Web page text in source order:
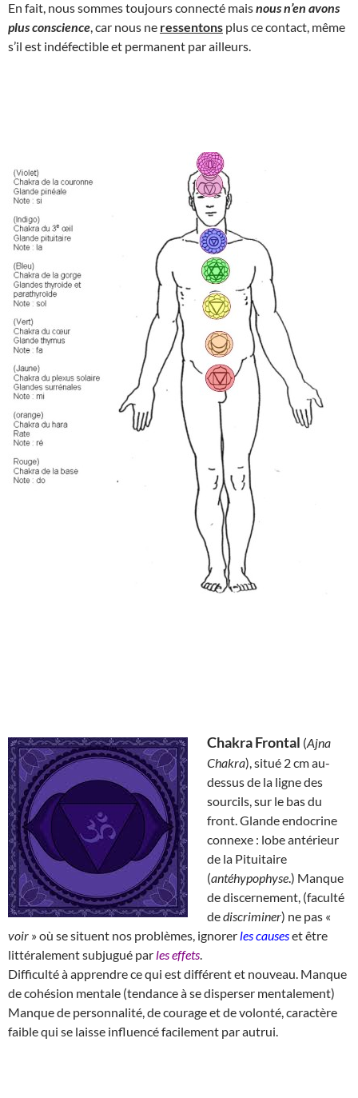
En fait, nous sommes toujours connecté maisnous n’en avons
plus conscience , car nous ne ressentons plus ce contact, même
s’il est indéfectible et permanent par ailleurs.
Chakra Frontal (Ajna
Chakra), situé 2 cm au-
dessus de la ligne des
sourcils, sur le bas du
front. Glande endocrine
connexe : lobe antérieur
de la Pituitaire
(antéhypophyse.) Manque
de discernement, (faculté
dediscriminer) ne pas «
voir » où se situent nos problèmes, ignorer les causeset être
littéralement subjugué par les effets
Difficulté à apprendre ce qui est différent et nouveau. Manque
de cohésion mentale (tendance à se disperser mentalement)
Manque de personnalité, de courage et de volonté, caractère
faible qui se laisse influencé facilement par autrui.